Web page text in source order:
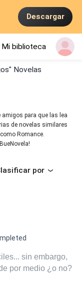
Descargar
Mi biblioteca
Novelas
para que las lea
de novelas similares
Romance.
por
sin embargo,
por medio ¿o no?